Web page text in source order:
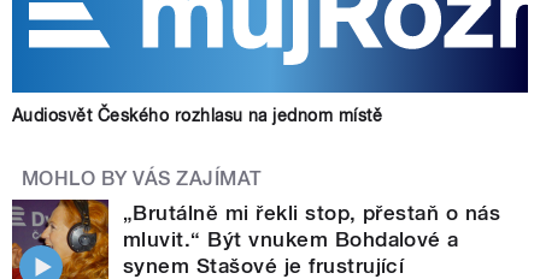
Audiosvět Českého rozhlasu na jednom místě
MOHLO BY VÁS ZAJÍMAT
„Brutálně mi řekli stop, přestaň o nás
mluvit.“ Být vnukem Bohdalové a
synem Stašové je frustrující